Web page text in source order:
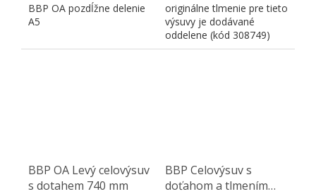
BBP OA pozdĺžne delenie
A5
originálne tlmenie pre tieto
výsuvy je dodávané
oddelene (kód 308749)
BBP OA Levý celovýsuv
s dotahem 740 mm
BBP Celovýsuv s
doťahom a tlmením